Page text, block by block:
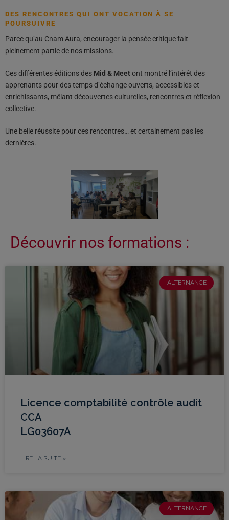
DES RENCONTRES QUI ONT VOCATION À SE
POURSUIVRE
Parce qu’au Cnam Aura, encourager la pensée critique fait
pleinement partie de nos missions.
Ces différentes éditions des Mid & Meetont montré l’intérêt des
apprenants pour des temps d’échange ouverts, accessibles et
enrichissants, mêlant découvertes culturelles, rencontres et réflexion
collective.
Une belle réussite pour ces rencontres… et certainement pas les
dernières.
Découvrir nos formations :
ALTERNANCE
Licence comptabilité contrôle audit
CCA
LG03607A
LIRE LA SUITE »
ALTERNANCE